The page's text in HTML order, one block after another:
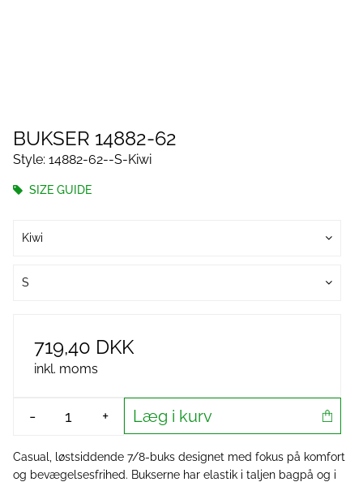
BUKSER 14882-62
Style: 14882-62--S-Kiwi
SIZE GUIDE
Kiwi
S
719,40 DKK
inkl. moms
- + Læg i kurv
Casual, løstsiddende 7/8-buks designet med fokus på komfort
og bevægelsesfrihed. Bukserne har elastik i taljen bagpå og i